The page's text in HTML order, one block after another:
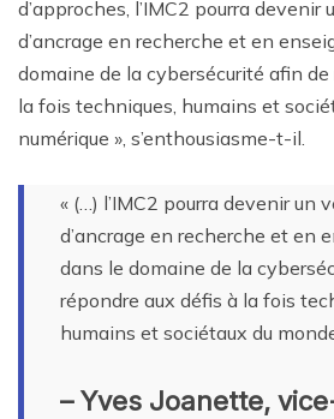
d’approches, l’IMC2 pourra
d’ancrage en recherche et en
domaine de la cybersécurité afin
la fois techniques, humains et
numérique », s’enthousiasme-t-il.
« (…) l’IMC2 pourra devenir un
d’ancrage en recherche et en
dans le domaine de la
répondre aux défis à la fois
humains et sociétaux du
– Yves Joanette,